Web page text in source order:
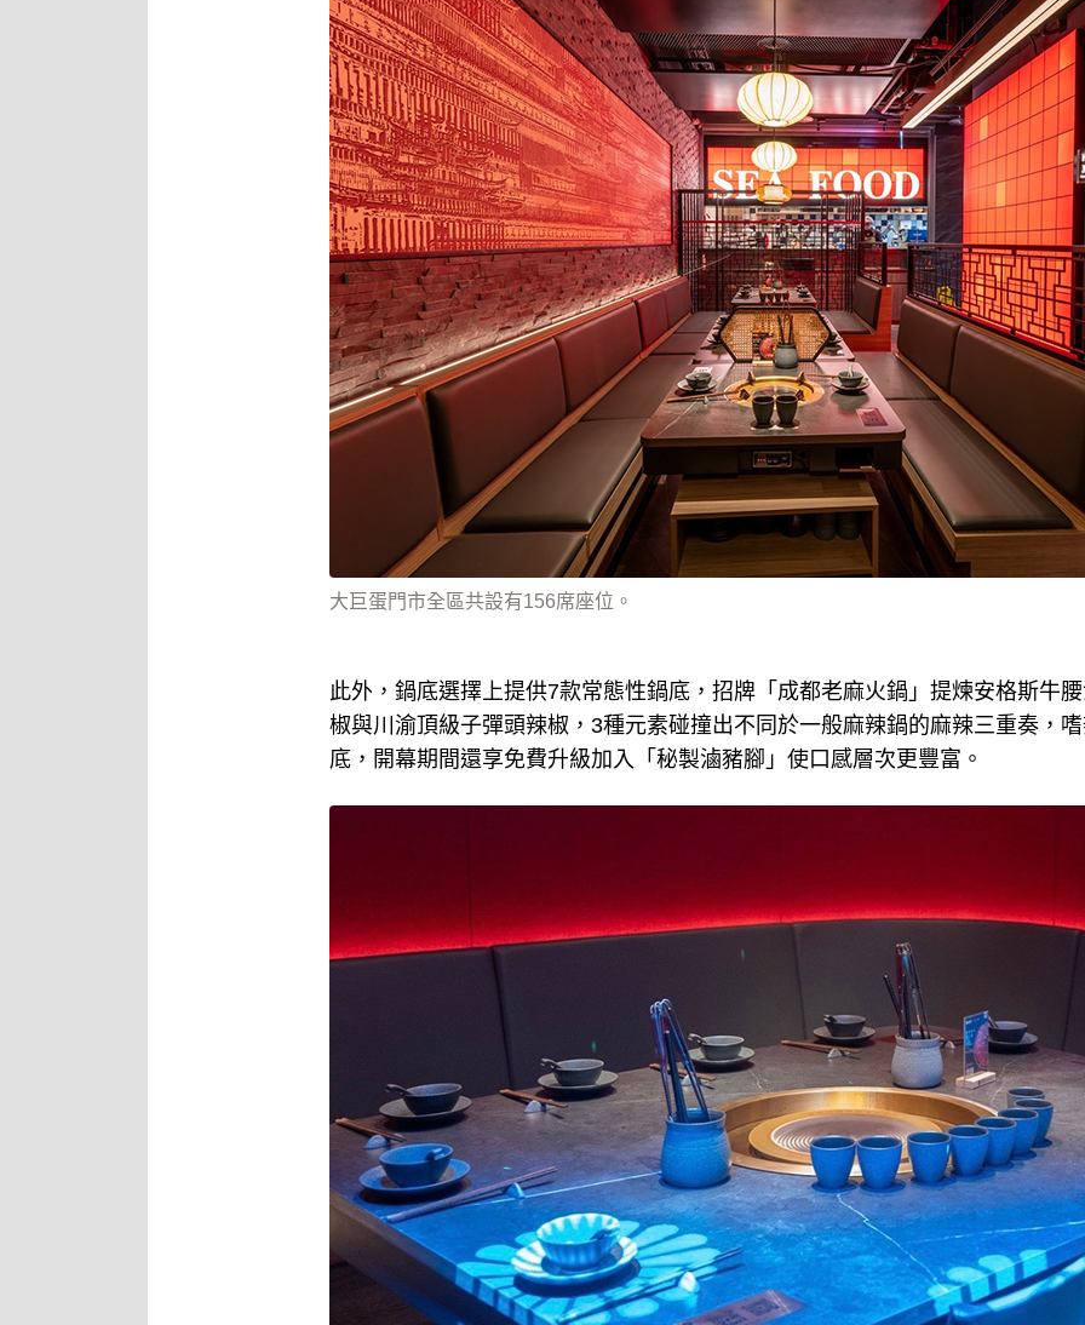
大巨蛋門市全區共設有156席座位。
此外，鍋底選擇上提供7款常態性鍋底，招牌「成都老麻火鍋」提煉安格斯牛
椒與川渝頂級子彈頭辣椒，3種元素碰撞出不同於一般麻辣鍋的麻辣三重奏，
底，開幕期間還享免費升級加入「秘製滷豬腳」使口感層次更豐富。